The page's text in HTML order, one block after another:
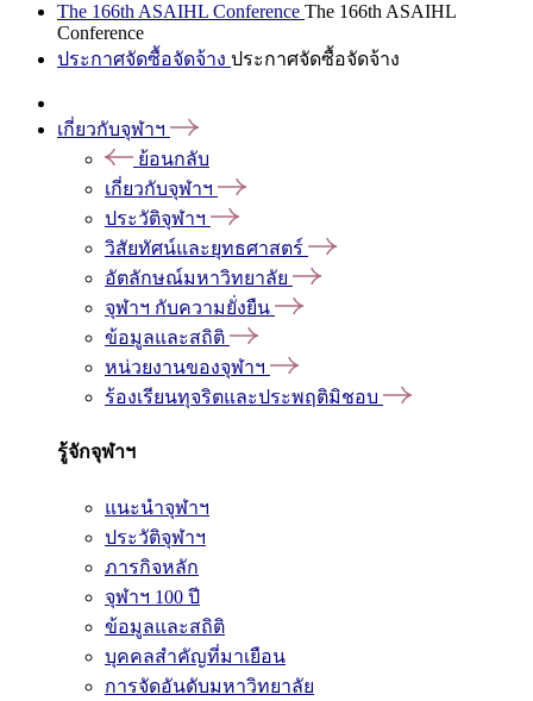
The 166th ASAIHL Conference The 166th ASAIHL
Conference
ประกาศจัดซื้อจัดจ้าง ประกาศจัดซื้อจัดจ้าง
เกี่ยวกับจุฬาฯ
ย้อนกลับ
เกี่ยวกับจุฬาฯ
ประวัติจุฬาฯ
วิสัยทัศน์และยุทธศาสตร์
อัตลักษณ์มหาวิทยาลัย
จุฬาฯ กับความยั่งยืน
ข้อมูลและสถิติ
หน่วยงานของจุฬาฯ
ร้องเรียนทุจริตและประพฤติมิชอบ
รู้จักจุฬาฯ
แนะนำจุฬาฯ
ประวัติจุฬาฯ
ภารกิจหลัก
จุฬาฯ 100 ปี
ข้อมูลและสถิติ
บุคคลสำคัญที่มาเยือน
การจัดอันดับมหาวิทยาลัย